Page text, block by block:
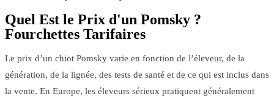
Quel Est le Prix d'un Pomsky ?
Fourchettes Tarifaires
Le prix d’un chiot Pomsky varie en fonction de l’éleveur, de la
génération, de la lignée, des tests de santé et de ce qui est inclus dans
la vente. En Europe, les éleveurs sérieux pratiquent généralement